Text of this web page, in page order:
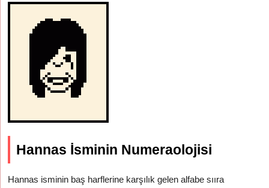
Hannas İsminin Numeraolojisi
Hannas isminin baş harflerine karşılık gelen alfabe sııra